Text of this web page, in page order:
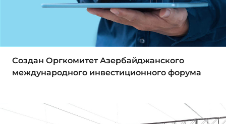
Создан Оргкомитет Азербайджанского
международного инвестиционного форума